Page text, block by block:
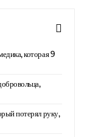
которая 9
потерял руку,